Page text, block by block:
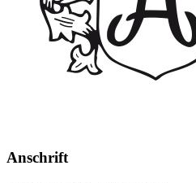
Anschrift